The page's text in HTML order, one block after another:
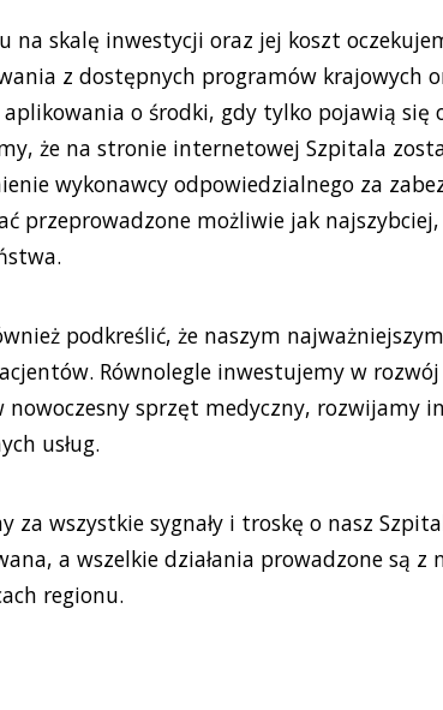
na skalę inwestycji oraz jej koszt
z dostępnych programów krajowych
o środki, gdy tylko pojawią się
że na stronie internetowej Szpitala
wykonawcy odpowiedzialnego za
przeprowadzone możliwie jak
podkreślić, że naszym
Równolegle inwestujemy w
nowoczesny sprzęt medyczny, rozwijamy
usług.
za wszystkie sygnały i troskę o nasz
a wszelkie działania prowadzone są
regionu.